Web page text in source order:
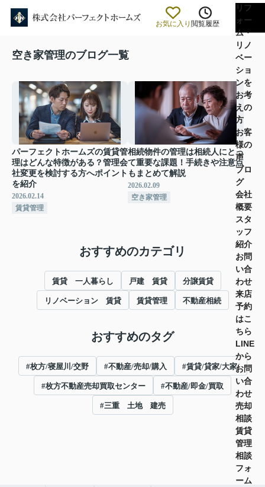
お気に入り 閲覧履歴
リフ
ォー
ム・
リノ
ベー
ショ
ンを
お考
えの
方
お客
様の
声
ブロ
グ
会社
概要
スタ
ッフ
紹介
お問
い合
わせ
来店
予約
はこ
ちら
LINE
から
お問
い合
わせ
売却
相談
賃貸
管理
相談
フォ
ーム
空き家管理のブログ一覧
パーフェクトホームズの賃貸管
理はどんな特徴がある？管理会
社変更を検討する方へポイント
を紹介
2026.02.14
賃貸管理
相続物件の管理は相続人にとっ
て重要な課題！手続きや注意点
もまとめて解説
2026.02.09
空き家管理
おすすめのカテゴリ
賃貸 一人暮らし 戸建 賃貸 分譲賃貸
リノベーション 賃貸 賃貸管理 不動産相続
おすすめのタグ
#枚方/寝屋川/交野 #不動産/売却/購入 #賃貸/貸家/大家/
#枚方不動産売却買取センター #不動産/即金/買取
#三重 土地 建売